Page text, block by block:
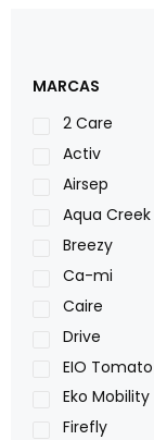
MARCAS
2 Care
Activ
Airsep
Aqua
Breezy
Ca-mi
Caire
Drive
EIO Tomato
Eko Mobility
Firefly